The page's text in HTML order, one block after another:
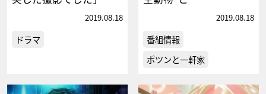
2019.08.18
ドラマ
2019.08.18
番組情報
ポツンと一軒家